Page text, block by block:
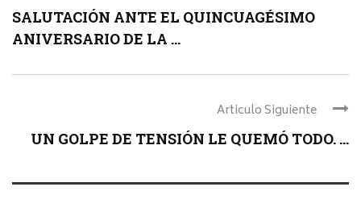
SALUTACIÓN ANTE EL QUINCUAGÉSIMO
ANIVERSARIO DE LA ...
Articulo Siguiente
UN GOLPE DE TENSIÓN LE QUEMÓ TODO. ...